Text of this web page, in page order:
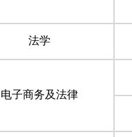
法学
电子商务及法律